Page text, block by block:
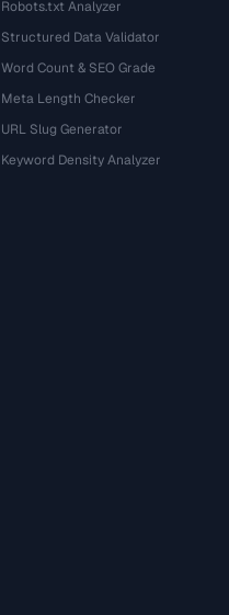
Robots.txt Analyzer
Structured Data Validator
Word Count & SEO Grade
Meta Length Checker
URL Slug Generator
Keyword Density Analyzer